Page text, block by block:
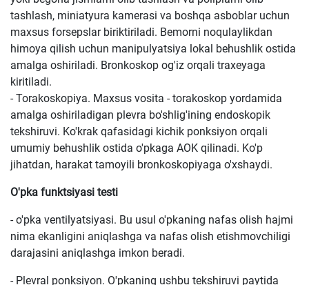
tashlash, miniatyura kamerasi va boshqa asboblar uchun
maxsus forsepslar biriktiriladi. Bemorni noqulaylikdan
himoya qilish uchun manipulyatsiya lokal behushlik ostida
amalga oshiriladi. Bronkoskop og'iz orqali traxeyaga
kiritiladi.
- Torakoskopiya. Maxsus vosita - torakoskop yordamida
amalga oshiriladigan plevra bo'shlig'ining endoskopik
tekshiruvi. Ko'krak qafasidagi kichik ponksiyon orqali
umumiy behushlik ostida o'pkaga AOK qilinadi. Ko'p
jihatdan, harakat tamoyili bronkoskopiyaga o'xshaydi.
O'pka funktsiyasi testi
- o'pka ventilyatsiyasi. Bu usul o'pkaning nafas olish hajmi
nima ekanligini aniqlashga va nafas olish etishmovchiligi
darajasini aniqlashga imkon beradi.
- Plevral ponksiyon. O'pkaning ushbu tekshiruvi paytida